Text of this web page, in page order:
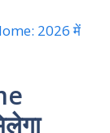
2026 में